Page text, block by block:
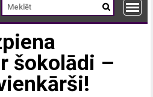
šokolādi –